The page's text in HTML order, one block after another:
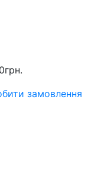
замовлення